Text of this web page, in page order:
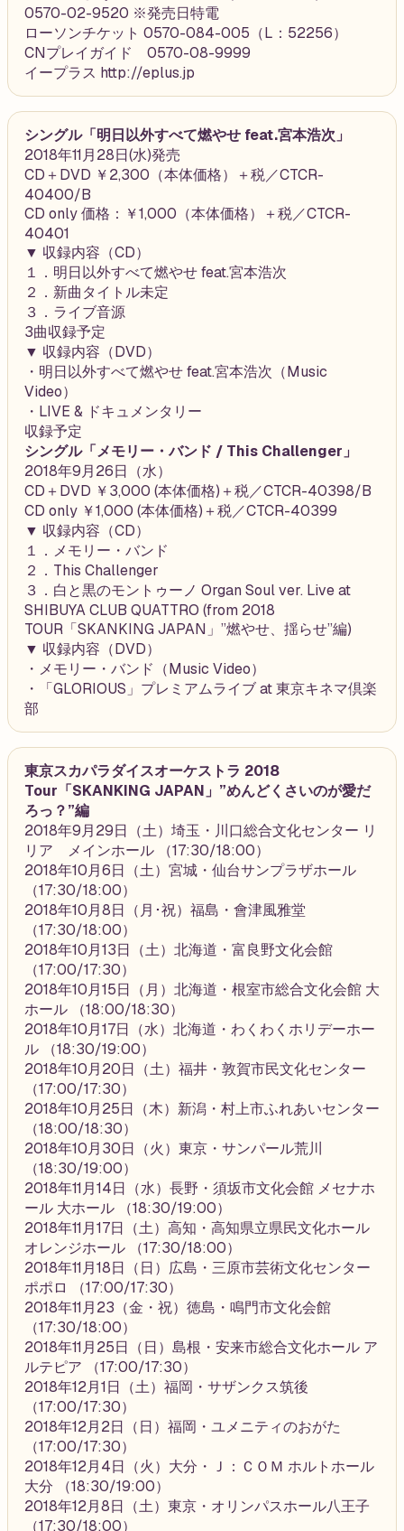
0570-02-9520 ※発売日特電
ローソンチケット 0570-084-005（L：52256）
CNプレイガイド 0570-08-9999
イープラス http://eplus.jp
シングル「明日以外すべて燃やせ feat.宮本浩次」
2018年11月28日(水)発売
CD＋DVD ￥2,300（本体価格）＋税／CTCR-
40400/B
CD only 価格：￥1,000（本体価格）＋税／CTCR-
40401
▼ 収録内容（CD）
１．明日以外すべて燃やせ feat.宮本浩次
２．新曲タイトル未定
３．ライブ音源
3曲収録予定
▼ 収録内容（DVD）
・明日以外すべて燃やせ feat.宮本浩次（Music
Video）
・LIVE & ドキュメンタリー
収録予定
シングル「メモリー・バンド / This Challenger」
2018年9月26日（水）
CD＋DVD ￥3,000 (本体価格)＋税／CTCR-40398/B
CD only ￥1,000 (本体価格)＋税／CTCR-40399
▼ 収録内容（CD）
１．メモリー・バンド
２．This Challenger
３．白と黒のモントゥーノ Organ Soul ver. Live at
SHIBUYA CLUB QUATTRO (from 2018
TOUR「SKANKING JAPAN」”燃やせ、揺らせ”編)
▼ 収録内容（DVD）
・メモリー・バンド（Music Video）
・「GLORIOUS」プレミアムライブ at 東京キネマ倶楽
部
東京スカパラダイスオーケストラ 2018
Tour「SKANKING JAPAN」”めんどくさいのが愛だ
ろっ？”編
2018年9月29日（土）埼玉・川口総合文化センター リ
リア メインホール （17:30/18:00）
2018年10月6日（土）宮城・仙台サンプラザホール
（17:30/18:00）
2018年10月8日（月･祝）福島・會津風雅堂
（17:30/18:00）
2018年10月13日（土）北海道・富良野文化会館
（17:00/17:30）
2018年10月15日（月）北海道・根室市総合文化会館 大
ホール （18:00/18:30）
2018年10月17日（水）北海道・わくわくホリデーホー
ル （18:30/19:00）
2018年10月20日（土）福井・敦賀市民文化センター
（17:00/17:30）
2018年10月25日（木）新潟・村上市ふれあいセンター
（18:00/18:30）
2018年10月30日（火）東京・サンパール荒川
（18:30/19:00）
2018年11月14日（水）長野・須坂市文化会館 メセナホ
ール 大ホール （18:30/19:00）
2018年11月17日（土）高知・高知県立県民文化ホール
オレンジホール （17:30/18:00）
2018年11月18日（日）広島・三原市芸術文化センター
ポポロ （17:00/17:30）
2018年11月23（金・祝）徳島・鳴門市文化会館
（17:30/18:00）
2018年11月25日（日）島根・安来市総合文化ホール ア
ルテピア （17:00/17:30）
2018年12月1日（土）福岡・サザンクス筑後
（17:00/17:30）
2018年12月2日（日）福岡・ユメニティのおがた
（17:00/17:30）
2018年12月4日（火）大分・Ｊ：ＣＯＭ ホルトホール
大分 （18:30/19:00）
2018年12月8日（土）東京・オリンパスホール八王子
（17:30/18:00）